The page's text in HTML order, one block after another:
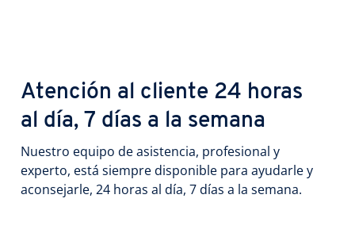
Atención al cliente 24 horas
al día, 7 días a la semana
Nuestro equipo de asistencia, profesional y
experto, está siempre disponible para ayudarle y
aconsejarle, 24 horas al día, 7 días a la semana.